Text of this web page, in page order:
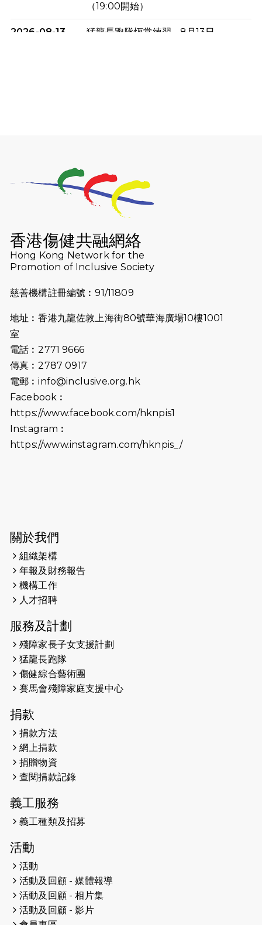
（19:00開始）
2026-08-13
猛龍長跑隊恆常練習 - 8月13日
2026-07-23
猛龍長跑隊恆常練習 - 7月23日
（19:00開始）
猛龍長跑隊恆常練習 - 7月16日
2026-07-10
【猛龍戈壁118公里分享暨香港傷健共
融網絡15周年晚宴】
2026-07-09
猛龍長跑隊恆常練習 - 7月9日（19:00
2026-07-02
2026-06-25
（19:00開始）
2026-06-18
猛龍長跑隊恆常練習 - 6月18日
2026-06-11
猛龍長跑隊恆常練習 - 6月11日（19:00
2026-05-28
2026-05-22
2026-05-21
2026-05-14
（19:00開始）
2026-05-07
開始）
2026-04-30
2026-04-25
2026-04-24
2026-04-23
2026-04-19
2026-04-16
猛龍長跑隊恆常練習 - 4月16日
（19:00開始）
2026-04-12
香港傷健共融網絡
Hong Kong Network for the
Promotion of Inclusive Society
慈善機構註冊編號︰91/11809
地址︰香港九龍佐敦上海街80號華海廣場10樓1001
室
電話︰2771 9666
傳真︰2787 0917
電郵︰info@inclusive.org.hk
Facebook︰
https://www.facebook.com/hknpis1
Instagram︰
https://www.instagram.com/hknpis_/
關於我們
組織架構
年報及財務報告
機構工作
人才招聘
服務及計劃
殘障家長子女支援計劃
猛龍長跑隊
傷健綜合藝術團
賽馬會殘障家庭支援中心
捐款
捐款方法
網上捐款
捐贈物資
查閱捐款記錄
義工服務
義工種類及招募
活動
活動
活動及回顧 - 媒體報導
活動及回顧 - 相片集
活動及回顧 - 影片